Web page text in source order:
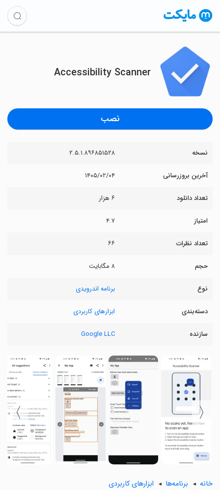
Accessibility Scanner
نصب
نسخه ۲.۵.۱.۸۹۶۸۵۱۵۲۸
آخرین بروزرسانی ۱۴۰۵/۰۲/۰۴
تعداد دانلود ۶ هزار
امتیاز ۴.۷
تعداد نظرات ۶۶
حجم ۸ مگابایت
نوع برنامه اندرویدی
دسته‌بندی ابزارهای کاربردی
سازنده Google LLC
〈
〉
خانه برنامه‌ها ابزارهای کاربردی